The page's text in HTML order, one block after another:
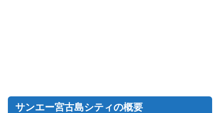
サンエー宮古島シティの概要